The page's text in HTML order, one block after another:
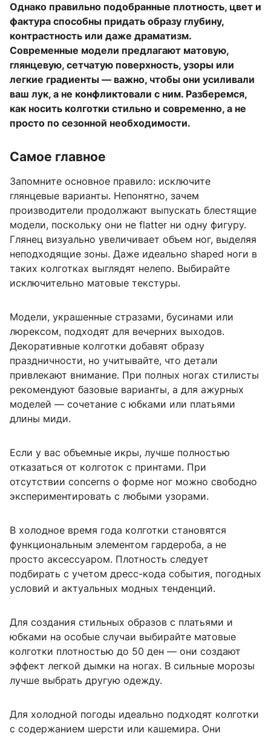
Однако правильно подобранные плотность, цвет и
фактура способны придать образу глубину,
контрастность или даже драматизм.
Современные модели предлагают матовую,
глянцевую, сетчатую поверхность, узоры или
легкие градиенты — важно, чтобы они усиливали
ваш лук, а не конфликтовали с ним. Разберемся,
как носить колготки стильно и современно, а не
просто по сезонной необходимости.
Самое главное
Запомните основное правило: исключите
глянцевые варианты. Непонятно, зачем
производители продолжают выпускать блестящие
модели, поскольку они не flatter ни одну фигуру.
Глянец визуально увеличивает объем ног, выделяя
неподходящие зоны. Даже идеально shaped ноги в
таких колготках выглядят нелепо. Выбирайте
исключительно матовые текстуры.
Модели, украшенные стразами, бусинами или
люрексом, подходят для вечерних выходов.
Декоративные колготки добавят образу
праздничности, но учитывайте, что детали
привлекают внимание. При полных ногах стилисты
рекомендуют базовые варианты, а для ажурных
моделей — сочетание с юбками или платьями
длины миди.
Если у вас объемные икры, лучше полностью
отказаться от колготок с принтами. При
отсутствии concerns о форме ног можно свободно
экспериментировать с любыми узорами.
В холодное время года колготки становятся
функциональным элементом гардероба, а не
просто аксессуаром. Плотность следует
подбирать с учетом дресс-кода события, погодных
условий и актуальных модных тенденций.
Для создания стильных образов с платьями и
юбками на особые случаи выбирайте матовые
колготки плотностью до 50 ден — они создают
эффект легкой дымки на ногах. В сильные морозы
лучше выбрать другую одежду.
Для холодной погоды идеально подходят колготки
с содержанием шерсти или кашемира. Они